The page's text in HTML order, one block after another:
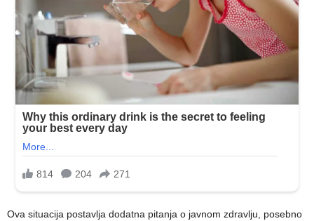
Ova situacija postavlja dodatna pitanja o javnom zdravlju, posebno